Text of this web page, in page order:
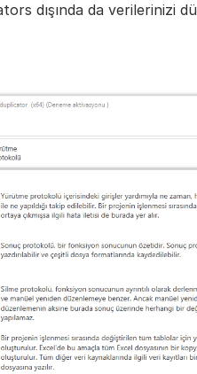
dışında da verilerinizi